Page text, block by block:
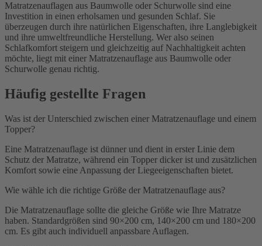
Matratzenauflagen aus Baumwolle oder Schurwolle sind eine
Investition in einen erholsamen und gesunden Schlaf. Sie
überzeugen durch ihre natürlichen Eigenschaften, ihre Langlebigkeit
und ihre umweltfreundliche Herstellung. Wer also seinen
Schlafkomfort steigern und gleichzeitig auf Nachhaltigkeit achten
möchte, liegt mit einer Matratzenauflage aus Baumwolle oder
Schurwolle genau richtig.
Häufig gestellte Fragen
Was ist der Unterschied zwischen einer Matratzenauflage und einem
Topper?
Eine Matratzenauflage ist dünner und dient in erster Linie dem
Schutz der Matratze, während ein Topper dicker ist und zusätzlichen
Komfort sowie eine Anpassung der Liegeeigenschaften bietet.
Wie wähle ich die richtige Größe der Matratzenauflage aus?
Die Matratzenauflage sollte die gleiche Größe wie Ihre Matratze
haben. Standardgrößen sind 90×200 cm, 140×200 cm und 180×200
cm. Es gibt auch individuell anpassbare Auflagen.